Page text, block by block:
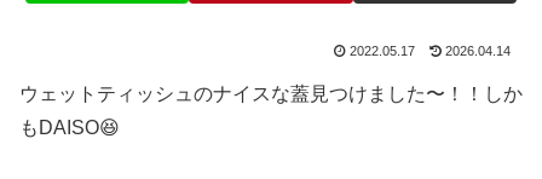
2022.05.17 2026.04.14
ウェットティッシュのナイスな蓋見つけました〜！！しか
もDAISO😆